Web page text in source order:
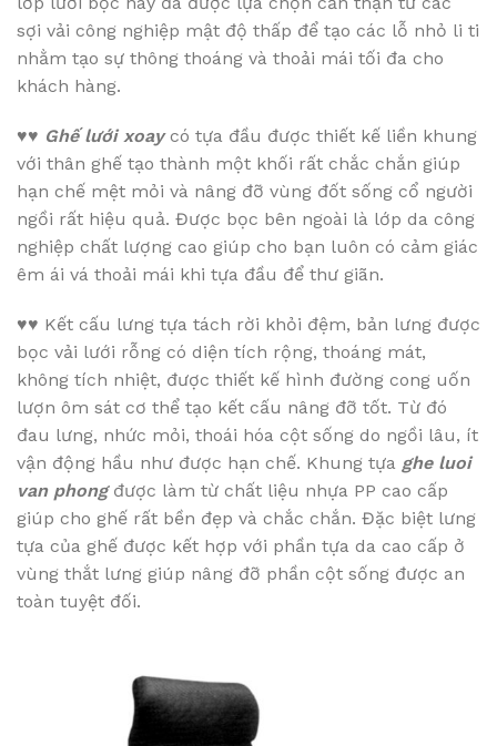
sợi vải công nghiệp mật độ thấp để tạo các lỗ nhỏ li ti
nhằm tạo sự thông thoáng và thoải mái tối đa cho
khách hàng.
♥♥ Ghế lưới xoaycó tựa đầu được thiết kế liền khung
với thân ghế tạo thành một khối rất chắc chắn giúp
hạn chế mệt mỏi và nâng đỡ vùng đốt sống cổ người
ngồi rất hiệu quả. Được bọc bên ngoài là lớp da công
nghiệp chất lượng cao giúp cho bạn luôn có cảm giác
êm ái vá thoải mái khi tựa đầu để thư giãn.
♥♥ Kết cấu lưng tựa tách rời khỏi đệm, bản lưng được
bọc vải lưới rỗng có diện tích rộng, thoáng mát,
không tích nhiệt, được thiết kế hình đường cong uốn
lượn ôm sát cơ thể tạo kết cấu nâng đỡ tốt. Từ đó
đau lưng, nhức mỏi, thoái hóa cột sống do ngồi lâu, ít
vận động hầu như được hạn chế. Khung tựa ghe luoi
van phongđược làm từ chất liệu nhựa PP cao cấp
giúp cho ghế rất bền đẹp và chắc chắn. Đặc biệt lưng
tựa của ghế được kết hợp với phần tựa da cao cấp ở
vùng thắt lưng giúp nâng đỡ phần cột sống được an
toàn tuyệt đối.